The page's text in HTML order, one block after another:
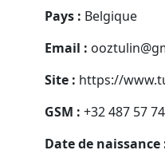
Pays : Belgique
Email :
Site : https://
GSM : +32 487 57
Date de naissance